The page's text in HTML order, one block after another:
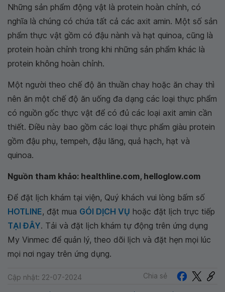
Những sản phẩm động vật là protein hoàn chỉnh, có
nghĩa là chúng có chứa tất cả các axit amin. Một số sản
phẩm thực vật gồm có đậu nành và hạt quinoa, cũng là
protein hoàn chỉnh trong khi những sản phẩm khác là
protein không hoàn chỉnh.
Một người theo chế độ ăn thuần chay hoặc ăn chay thì
nên ăn một chế độ ăn uống đa dạng các loại thực phẩm
có nguồn gốc thực vật để có đủ các loại axit amin cần
thiết. Điều này bao gồm các loại thực phẩm giàu protein
gồm đậu phụ, tempeh, đậu lăng, quả hạch, hạt và
quinoa.
Nguồn tham khảo: healthline.com, helloglow.com
Để đặt lịch khám tại viện, Quý khách vui lòng bấm số
HOTLINE, đặt mua GÓI DỊCH VỤ hoặc đặt lịch trực tiếp
TẠI ĐÂY. Tải và đặt lịch khám tự động trên ứng dụng
My Vinmec để quản lý, theo dõi lịch và đặt hẹn mọi lúc
mọi nơi ngay trên ứng dụng.
Cập nhật: 22-07-2024 Chia sẻ